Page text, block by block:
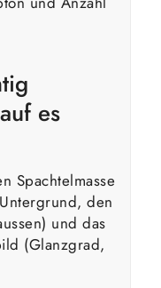
es
Spachtelmasse
den
und das
(Glanzgrad,